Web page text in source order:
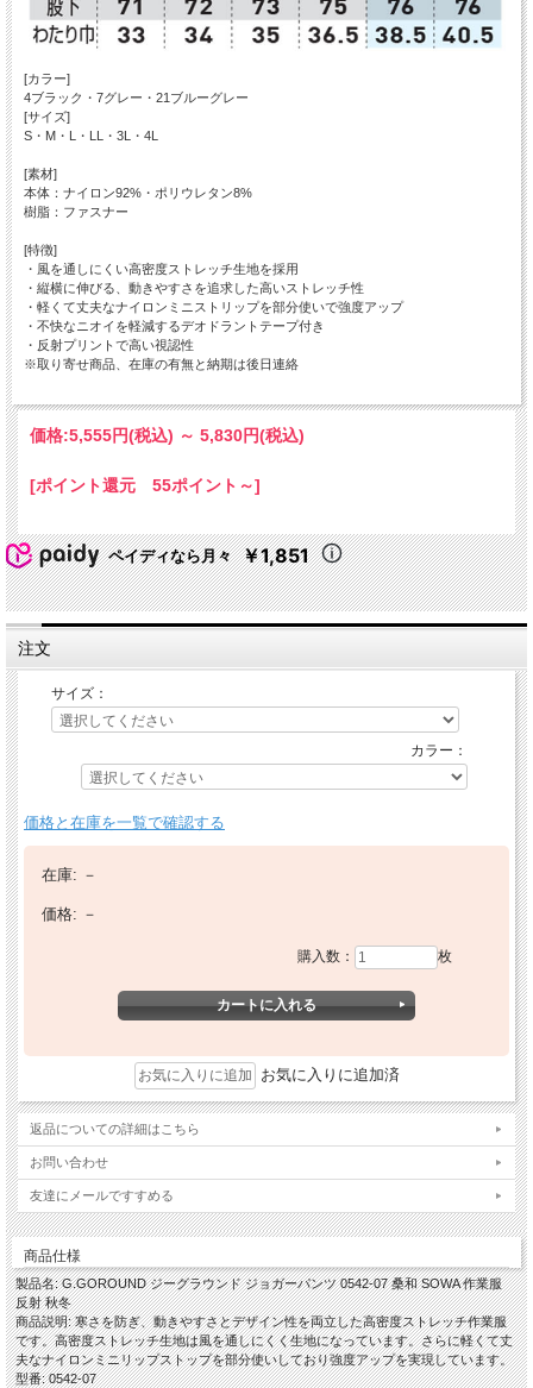
[カラー]
4ブラック・7グレー・21ブルーグレー
[サイズ]
S・M・L・LL・3L・4L
[素材]
本体：ナイロン92%・ポリウレタン8%
樹脂：ファスナー
[特徴]
・風を通しにくい高密度ストレッチ生地を採用
・縦横に伸びる、動きやすさを追求した高いストレッチ性
・軽くて丈夫なナイロンミニストリップを部分使いで強度アップ
・不快なニオイを軽減するデオドラントテープ付き
・反射プリントで高い視認性
※取り寄せ商品、在庫の有無と納期は後日連絡
価格:5,555円(税込) ～ 5,830円(税込)
[ポイント還元 55ポイント～]
ペイディなら月々 ￥1,851
注文
サイズ：
カラー：
価格と在庫を一覧で確認する
在庫: －
価格: －
購入数： 枚
お気に入りに追加済
返品についての詳細はこちら
お問い合わせ
友達にメールですすめる
商品仕様
製品名: G.GOROUND ジーグラウンド ジョガーパンツ 0542-07 桑和 SOWA 作業服
反射 秋冬
商品説明: 寒さを防ぎ、動きやすさとデザイン性を両立した高密度ストレッチ作業服
です。高密度ストレッチ生地は風を通しにくく生地になっています。さらに軽くて丈
夫なナイロンミニリップストップを部分使いしており強度アップを実現しています。
型番: 0542-07